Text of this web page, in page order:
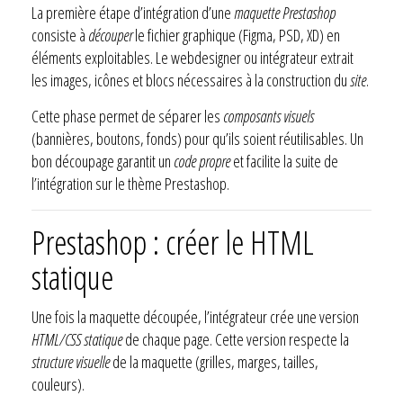
La première étape d’intégration d’une maquette Prestashop
consiste à découperle fichier graphique (Figma, PSD, XD) en
éléments exploitables. Le webdesigner ou intégrateur extrait
les images, icônes et blocs nécessaires à la construction dusite.
Cette phase permet de séparer les composants visuels
(bannières, boutons, fonds) pour qu’ils soient réutilisables. Un
bon découpage garantit un code propreet facilite la suite de
l’intégration sur le thème Prestashop.
Prestashop : créer le HTML
statique
Une fois la maquette découpée, l’intégrateur crée une version
HTML/CSS statiquede chaque page. Cette version respecte la
structure visuellede la maquette (grilles, marges, tailles,
couleurs).